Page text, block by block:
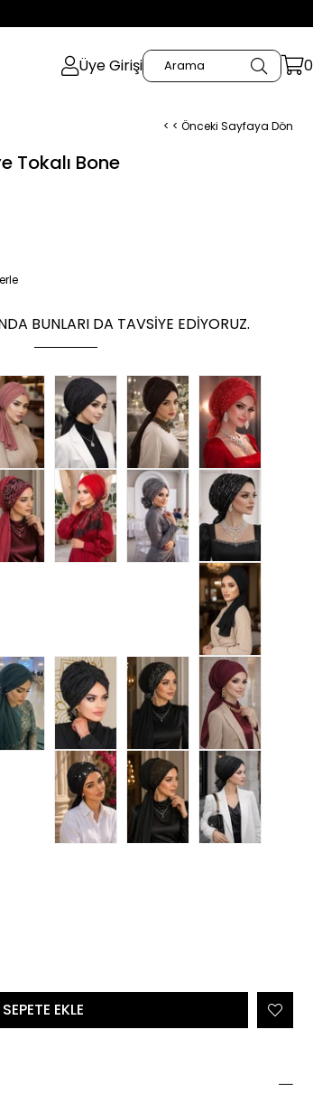
Üye Girişi 0
< < Önceki Sayfaya Dön
Tokalı Bone
BUNLARI DA TAVSIYE EDIYORUZ.